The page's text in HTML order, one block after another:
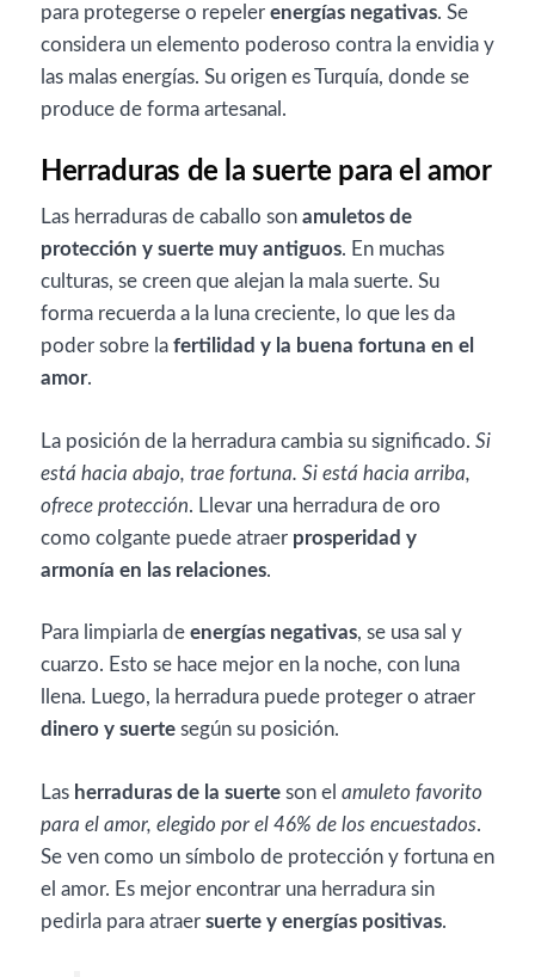
para protegerse o repeler energías negativas. Se
considera un elemento poderoso contra la envidia y
las malas energías. Su origen es Turquía, donde se
produce de forma artesanal.
Herraduras de la suerte para el amor
Las herraduras de caballo son amuletos de
protección y suerte muy antiguos. En muchas
culturas, se creen que alejan la mala suerte. Su
forma recuerda a la luna creciente, lo que les da
poder sobre la fertilidad y la buena fortuna en el
amor.
La posición de la herradura cambia su significado. Si
está hacia abajo, trae fortuna. Si está hacia arriba,
ofrece protección. Llevar una herradura de oro
como colgante puede atraer prosperidad y
armonía en las relaciones.
Para limpiarla de energías negativas, se usa sal y
cuarzo. Esto se hace mejor en la noche, con luna
llena. Luego, la herradura puede proteger o atraer
dinero y suerte según su posición.
Las herraduras de la suerte son el amuleto favorito
para el amor, elegido por el 46% de los encuestados.
Se ven como un símbolo de protección y fortuna en
el amor. Es mejor encontrar una herradura sin
pedirla para atraer suerte y energías positivas.